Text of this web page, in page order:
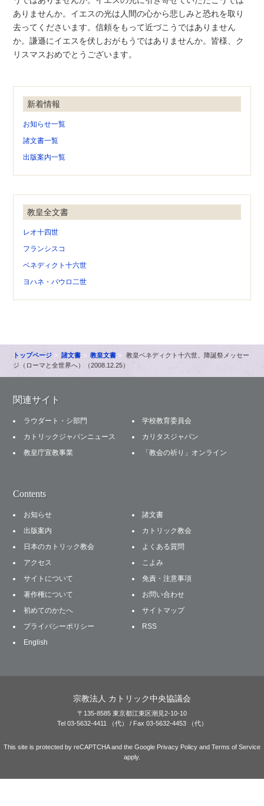
ありませんか。イエスの光は人間の心から悲しみと恐れを取り
去ってくださいます。信頼をもって近づこうではありません
か。謙遜にイエスを伏しおがもうではありませんか。皆様、ク
リスマスおめでとうございます。
新着情報
お知らせ一覧
諸文書一覧
出版案内一覧
教皇全文書
レオ十四世
フランシスコ
ベネディクト十六世
ヨハネ・パウロ二世
トップページ 諸文書 教皇文書
教皇ベネディクト十六世、降誕祭メッセー
ジ（ローマと全世界へ）（2008.12.25）
関連サイト
ラウダート・シ部門
学校教育委員会
カトリックジャパンニュース
カリタスジャパン
教皇庁宣教事業
「教会の祈り」オンライン
Contents
お知らせ
諸文書
出版案内
カトリック教会
日本のカトリック教会
よくある質問
アクセス
こよみ
サイトについて
免責・注意事項
著作権について
お問い合わせ
初めてのかたへ
サイトマップ
プライバシーポリシー
RSS
English
宗教法人 カトリック中央協議会
〒135-8585 東京都江東区潮見2-10-10
Tel 03-5632-4411 （代） / Fax 03-5632-4453 （代）
This site is protected by reCAPTCHA and the Google Privacy Policy and Terms of Service
apply.